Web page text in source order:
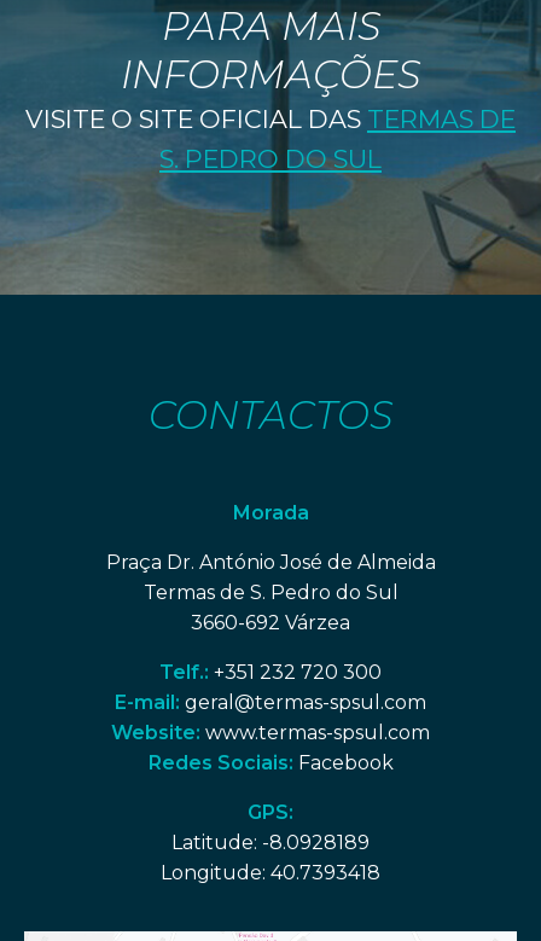
PARA MAIS
INFORMAÇÕES
VISITE O SITE OFICIAL DAS TERMAS DE
S. PEDRO DO SUL
CONTACTOS
Morada
Praça Dr. António José de Almeida
Termas de S. Pedro do Sul
3660-692 Várzea
Telf.: +351 232 720 300
E-mail: geral@termas-spsul.com
Website: www.termas-spsul.com
Redes Sociais: Facebook
GPS:
Latitude: -8.0928189
Longitude: 40.7393418